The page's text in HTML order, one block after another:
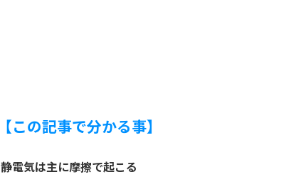
【この記事で分かる事】
静電気は主に摩擦で起こる